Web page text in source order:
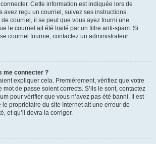
Cette information est indiquée lors de
avez reçu un courriel, suivez ses instructions.
de courriel, il se peut que vous ayez fourni une
le courriel ait été traité par un filtre anti-spam. Si
courriel fournie, contactez un administrateur.
me connecter ?
expliquer cela. Premièrement, vérifiez que votre
mot de passe soient corrects. S’ils le sont, contactez
pour vérifier que vous n’avez pas été banni. Il est
propriétaire du site Internet ait une erreur de
et qu’il devra la corriger.